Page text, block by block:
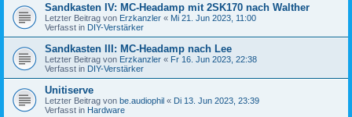
Sandkasten IV: MC-Headamp mit 2SK170 nach Walther
Letzter Beitrag von Erzkanzler « Mi 21. Jun 2023, 11:00
Verfasst in DIY-Verstärker
Sandkasten III: MC-Headamp nach Lee
Letzter Beitrag von Erzkanzler « Fr 16. Jun 2023, 22:38
Verfasst in DIY-Verstärker
Unitiserve
Letzter Beitrag von be.audiophil « Di 13. Jun 2023, 23:39
Verfasst in Hardware